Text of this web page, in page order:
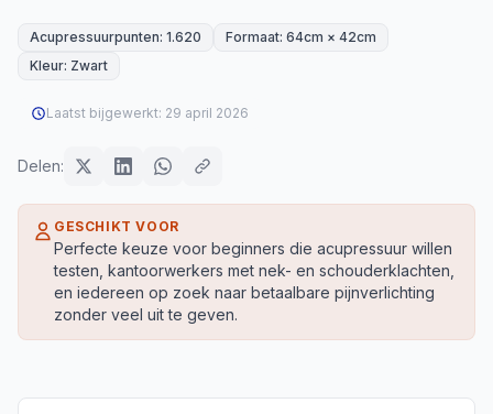
Acupressuurpunten: 1.620
Formaat: 64cm × 42cm
Kleur: Zwart
Laatst bijgewerkt: 29 april 2026
Delen:
GESCHIKT VOOR
Perfecte keuze voor beginners die acupressuur willen
testen, kantoorwerkers met nek- en schouderklachten,
en iedereen op zoek naar betaalbare pijnverlichting
zonder veel uit te geven.